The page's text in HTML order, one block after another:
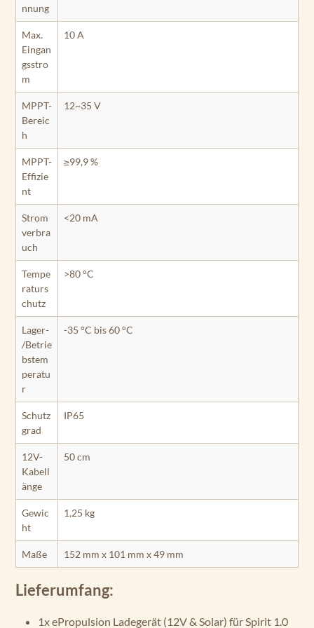
nnung
Max.
Eingan
gsstro
m
10 A
MPPT-
Bereic
h
12~35 V
MPPT-
Effizie
nt
≥99,9 %
Strom
verbra
uch
<20 mA
Tempe
raturs
chutz
>80 °C
Lager-
/Betrie
bstem
peratu
r
-35 °C bis 60 °C
Schutz
grad
IP65
12V-
Kabell
änge
50 cm
Gewic
ht
1,25 kg
Maße 152 mm x 101 mm x 49 mm
Lieferumfang:
1x ePropulsion Ladegerät (12V & Solar) für Spirit 1.0